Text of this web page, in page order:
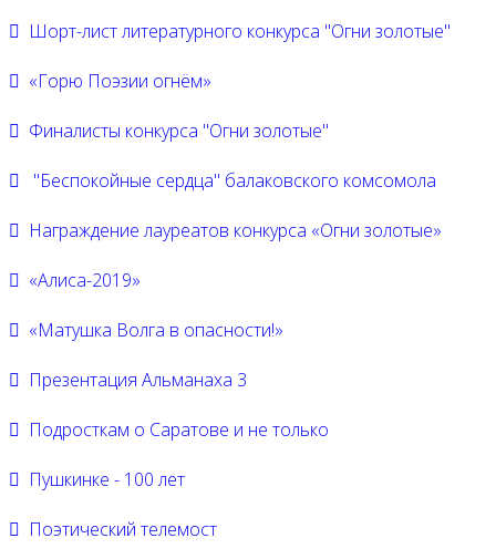
Шорт-лист литературного конкурса "Огни золотые"
«Горю Поэзии огнём»
Финалисты конкурса "Огни золотые"
"Беспокойные сердца" балаковского комсомола
Награждение лауреатов конкурса «Огни золотые»
«Алиса-2019»
«Матушка Волга в опасности!»
Презентация Альманаха 3
Подросткам о Саратове и не только
Пушкинке - 100 лет
Поэтический телемост